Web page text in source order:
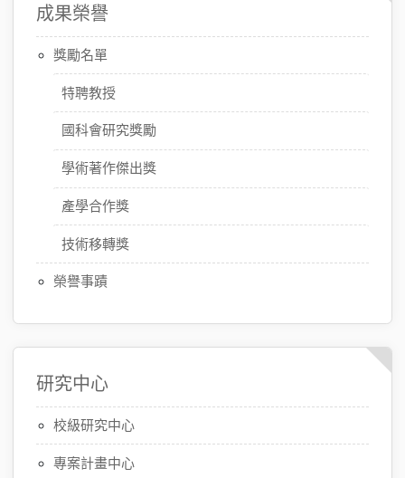
成果榮譽
獎勵名單
特聘教授
國科會研究獎勵
學術著作傑出獎
產學合作獎
技術移轉獎
榮譽事蹟
研究中心
校級研究中心
專案計畫中心